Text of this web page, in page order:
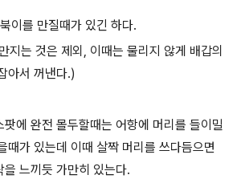
이를 만질때가 있긴 하다.
지는 것은 제외, 이때는 물리지 않게 배갑의
아서 꺼낸다.)
에 완전 몰두할때는 어항에 머리를 들이밀
때가 있는데 이때 살짝 머리를 쓰다듬으면
느끼듯 가만히 있는다.